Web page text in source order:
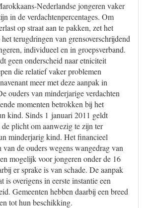
Nederlandse jongeren vaker
in de verdachtenpercentages. Om
op straat aan te pakken, zet het
terugdringen van grensoverschrijdend
individueel en in groepsverband.
geen onderscheid naar etniciteit
die relatief vaker problemen
meer met deze aanpak in
ouders van minderjarige verdachten
momenten betrokken bij het
kind. Sinds 1 januari 2011 geldt
plicht om aanwezig te zijn ter
minderjarig kind. Het financieel
van de ouders wegens wangedrag van
mogelijk voor jongeren onder de 16
er sprake is van schade. De aanpak
is overigens in eerste instantie een
Gemeenten hebben daarbij een breed
tot hun beschikking.